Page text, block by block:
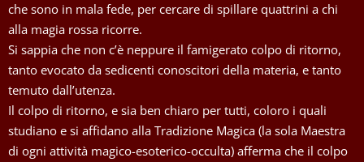
che sono in mala fede, per cercare di spillare quattrini a chi
alla magia rossa ricorre.
Si sappia che non c’è neppure il famigerato colpo di ritorno,
tanto evocato da sedicenti conoscitori della materia, e tanto
temuto dall’utenza.
Il colpo di ritorno, e sia ben chiaro per tutti, coloro i quali
studiano e si affidano alla Tradizione Magica (la sola Maestra
di ogni attività magico-esoterico-occulta) afferma che il colpo